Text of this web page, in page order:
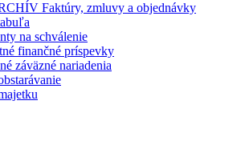
Faktúry, zmluvy a objednávky
na schválenie
finančné príspevky
záväzné nariadenia